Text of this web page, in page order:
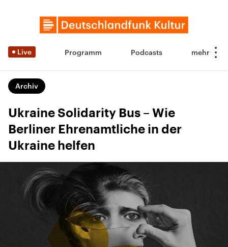
Live Programm Podcasts
Archiv
Ukraine Solidarity Bus – Wie
Berliner Ehrenamtliche in der
Ukraine helfen